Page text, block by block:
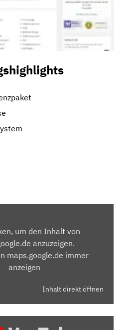
um den Inhalt von
anzuzeigen.
maps.google.de immer
anzeigen
Inhalt direkt öffnen